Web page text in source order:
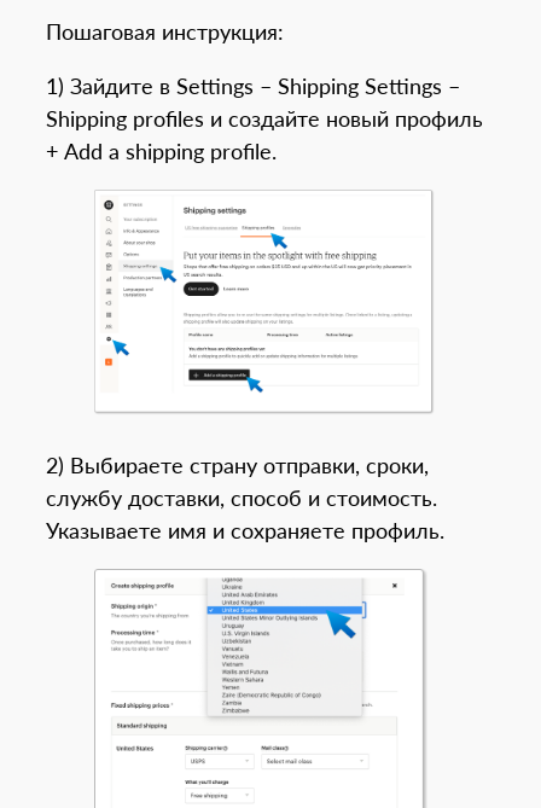
Пошаговая инструкция:
1) Зайдите в Settings – Shipping Settings –
Shipping profiles и создайте новый профиль
+ Add a shipping profile.
2) Выбираете страну отправки, сроки,
службу доставки, способ и стоимость.
Указываете имя и сохраняете профиль.